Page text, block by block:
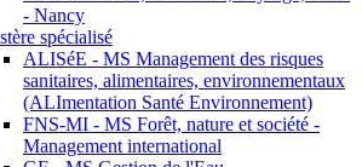
- Nancy
spécialisé
ALISéE - MS Management des risques
sanitaires, alimentaires, environnementaux
(ALImentation Santé Environnement)
FNS-MI - MS Forêt, nature et société -
Management international